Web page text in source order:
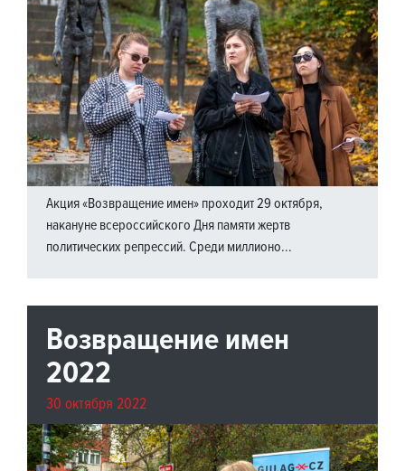
Акция «Возвращение имен» проходит 29 октября,
накануне всероссийского Дня памяти жертв
политических репрессий. Среди миллионо...
Возвращение имен
2022
30 октября 2022